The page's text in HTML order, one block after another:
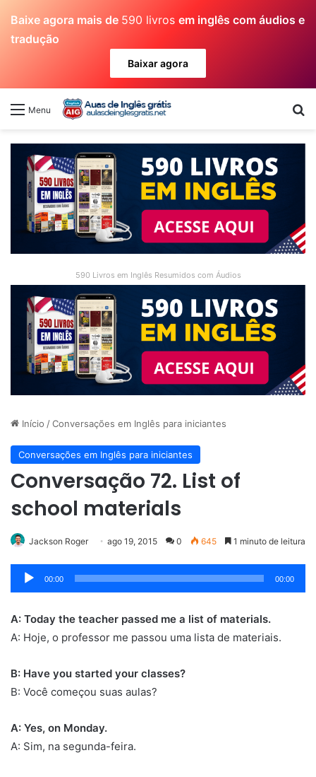
Baixe agora mais de 590 livros em inglês com áudios e
tradução
Baixar agora
Menu
590 Livros em Inglês Resumidos com Áudios
Início /Conversações em Inglês para iniciantes
Conversações em Inglês para iniciantes
Conversação 72. List of
school materials
Jackson Roger ago 19, 2015 0 645 1 minuto de leitura
Tocador
de
00:00 00:00
A: Today the teacher passed me a list of materials.
A: Hoje, o professor me passou uma lista de materiais.
B: Have you started your classes?
B: Você começou suas aulas?
A: Yes, on Monday.
A: Sim, na segunda-feira.